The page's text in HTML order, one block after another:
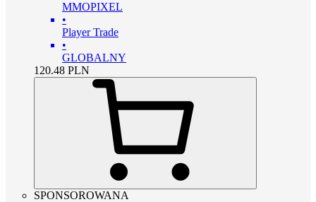
MMOPIXEL
•
Player Trade
•
GLOBALNY
120.48 PLN
SPONSOROWANA